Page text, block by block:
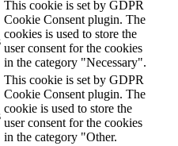
This cookie is set by GDPR
Cookie Consent plugin. The
cookies is used to store the
user consent for the cookies
in the category "Necessary".
This cookie is set by GDPR
Cookie Consent plugin. The
cookie is used to store the
user consent for the cookies
in the category "Other.